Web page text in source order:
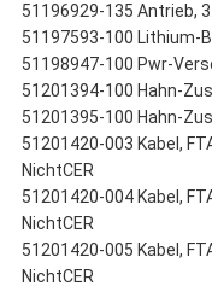
51196929-135 Antrieb,
51197593-100 Lithium-
51198947-100 Pwr-
51201394-100 Hahn-
51201395-100 Hahn-
51201420-003 Kabel,
NichtCER
51201420-004 Kabel,
NichtCER
51201420-005 Kabel,
NichtCER